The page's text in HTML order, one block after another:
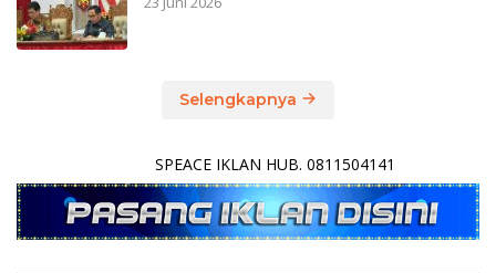
Selengkapnya
SPEACE IKLAN HUB. 0811504141